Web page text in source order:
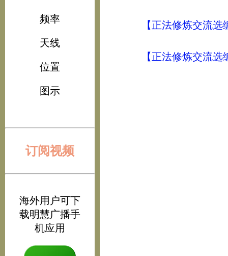
频率
天线
位置
图示
订阅视频
海外用户可下
载明慧广播手
机应用
【正法修炼交流
【正法修炼交流